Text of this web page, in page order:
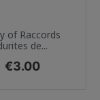
of Raccords
de...
Price
€3.00